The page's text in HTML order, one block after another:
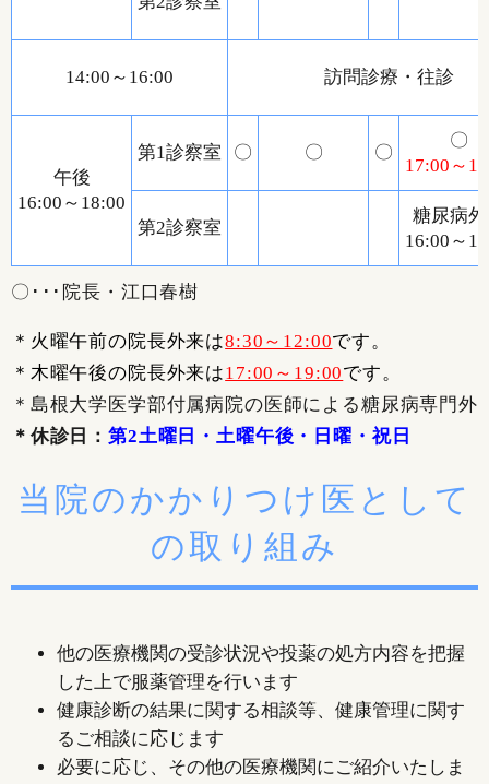
14:00～16:00 訪問診療・往診
午後
16:00～18:00
第1診察室 〇 〇 〇
〇
17:00～
第2診察室
糖尿病
16:00～
〇･･･院長・江口春樹
＊火曜午前の院長外来は8:30～12:00です。
＊木曜午後の院長外来は17:00～19:00です。
＊島根大学医学部付属病院の医師による糖尿病専門外
＊休診日：第2土曜日・土曜午後・日曜・祝日
当院のかかりつけ医として
の取り組み
他の医療機関の受診状況や投薬の処方内容を把握
した上で服薬管理を行います
健康診断の結果に関する相談等、健康管理に関す
るご相談に応じます
必要に応じ、その他の医療機関にご紹介いたしま